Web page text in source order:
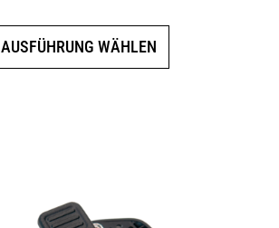
AUSFÜHRUNG WÄHLEN